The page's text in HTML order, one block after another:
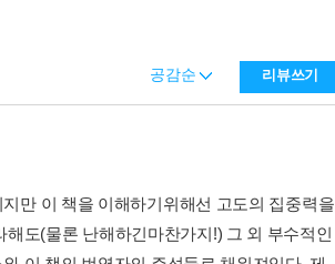
리뷰쓰기
공감순
만 이 책을 이해하기위해선 고도의 집중력을
도(물론 난해하긴마찬가지!) 그 외 부수적인